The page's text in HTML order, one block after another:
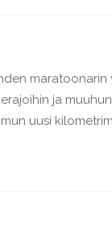
ja
uusi